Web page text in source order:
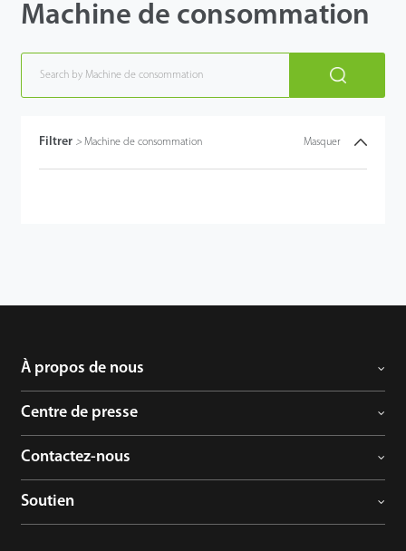
Machine de consommation
Filtrer > Machine de consommation Masquer
À propos de nous
Centre de presse
Contactez-nous
Soutien